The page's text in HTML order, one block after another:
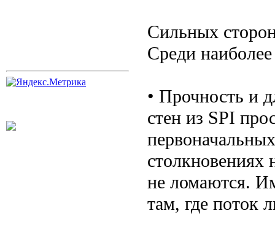
Сильных
Среди
• Прочность и
стен из SPI
столкновениях
не ломаются.
там, где поток